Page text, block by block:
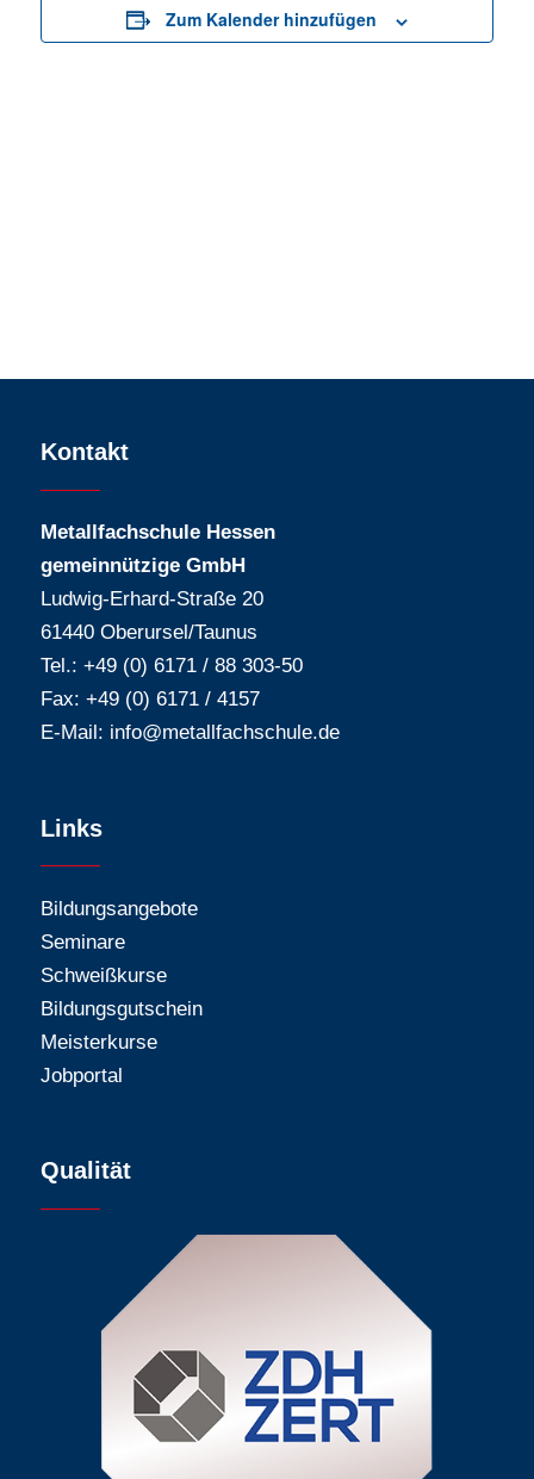
Zum Kalender hinzufügen
Kontakt
Metallfachschule Hessen
gemeinnützige GmbH
Ludwig-Erhard-Straße 20
61440 Oberursel/Taunus
Tel.: +49 (0) 6171 / 88 303-50
Fax: +49 (0) 6171 / 4157
E-Mail: info@metallfachschule.de
Links
Bildungsangebote
Seminare
Schweißkurse
Bildungsgutschein
Meisterkurse
Jobportal
Qualität